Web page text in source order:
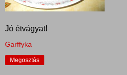
Jó étvágyat!
Garffyka
Megosztás